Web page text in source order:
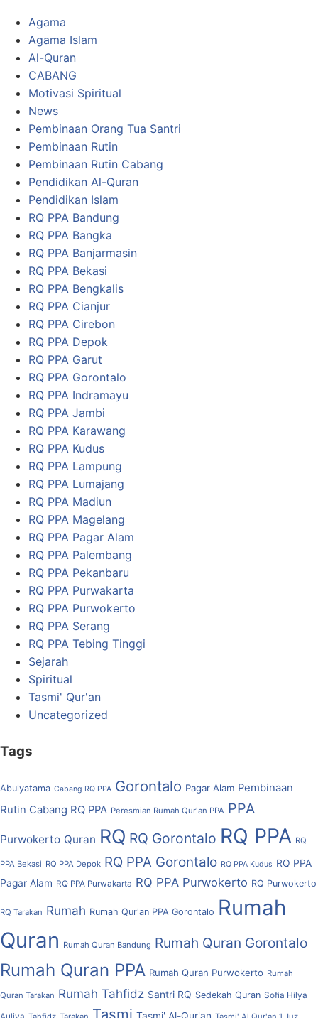
Agama
Agama Islam
Al-Quran
CABANG
Motivasi Spiritual
News
Pembinaan Orang Tua Santri
Pembinaan Rutin
Pembinaan Rutin Cabang
Pendidikan Al-Quran
Pendidikan Islam
RQ PPA Bandung
RQ PPA Bangka
RQ PPA Banjarmasin
RQ PPA Bekasi
RQ PPA Bengkalis
RQ PPA Cianjur
RQ PPA Cirebon
RQ PPA Depok
RQ PPA Garut
RQ PPA Gorontalo
RQ PPA Indramayu
RQ PPA Jambi
RQ PPA Karawang
RQ PPA Kudus
RQ PPA Lampung
RQ PPA Lumajang
RQ PPA Madiun
RQ PPA Magelang
RQ PPA Pagar Alam
RQ PPA Palembang
RQ PPA Pekanbaru
RQ PPA Purwakarta
RQ PPA Purwokerto
RQ PPA Serang
RQ PPA Tebing Tinggi
Sejarah
Spiritual
Tasmi' Qur'an
Uncategorized
Tags
Abulyatama Cabang RQ PPA Gorontalo Pagar Alam Pembinaan
Rutin Cabang RQ PPA Peresmian Rumah Qur'an PPA PPA
Purwokerto Quran RQ RQ Gorontalo RQ PPA RQ
PPA Bekasi RQ PPA Depok RQ PPA Gorontalo RQ PPA Kudus RQ PPA
Pagar Alam RQ PPA Purwakarta RQ PPA Purwokerto RQ Purwokerto
RQ Tarakan Rumah Rumah Qur'an PPA Gorontalo Rumah
Quran Rumah Quran Bandung Rumah Quran Gorontalo
Rumah Quran PPA Rumah Quran Purwokerto Rumah
Quran Tarakan Rumah Tahfidz Santri RQ Sedekah Quran Sofia Hilya
Tasmi Tasmi' Al-Qur'an